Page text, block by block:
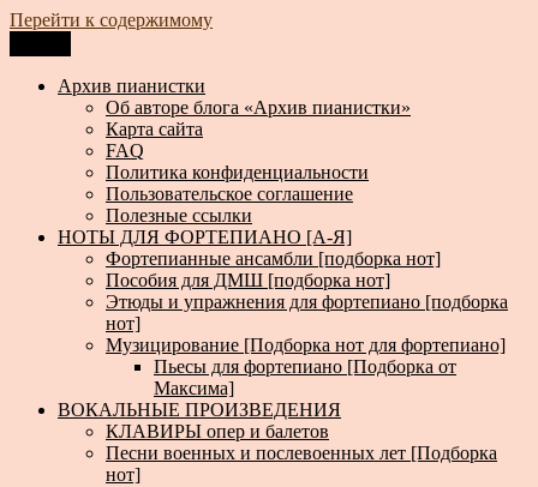
Перейти к содержимому
Архив пианистки
Всё для пианистов: ноты, книги, музыка, статьи…
Архив пианистки
Об авторе блога «Архив пианистки»
Карта сайта
FAQ
Политика конфиденциальности
Пользовательское соглашение
Полезные ссылки
НОТЫ ДЛЯ ФОРТЕПИАНО [А-Я]
Фортепианные ансамбли [подборка нот]
Пособия для ДМШ [подборка нот]
Этюды и упражнения для фортепиано [подборка
нот]
Музицирование [Подборка нот для фортепиано]
Пьесы для фортепиано [Подборка от
Максима]
ВОКАЛЬНЫЕ ПРОИЗВЕДЕНИЯ
КЛАВИРЫ опер и балетов
Песни военных и послевоенных лет [Подборка
нот]